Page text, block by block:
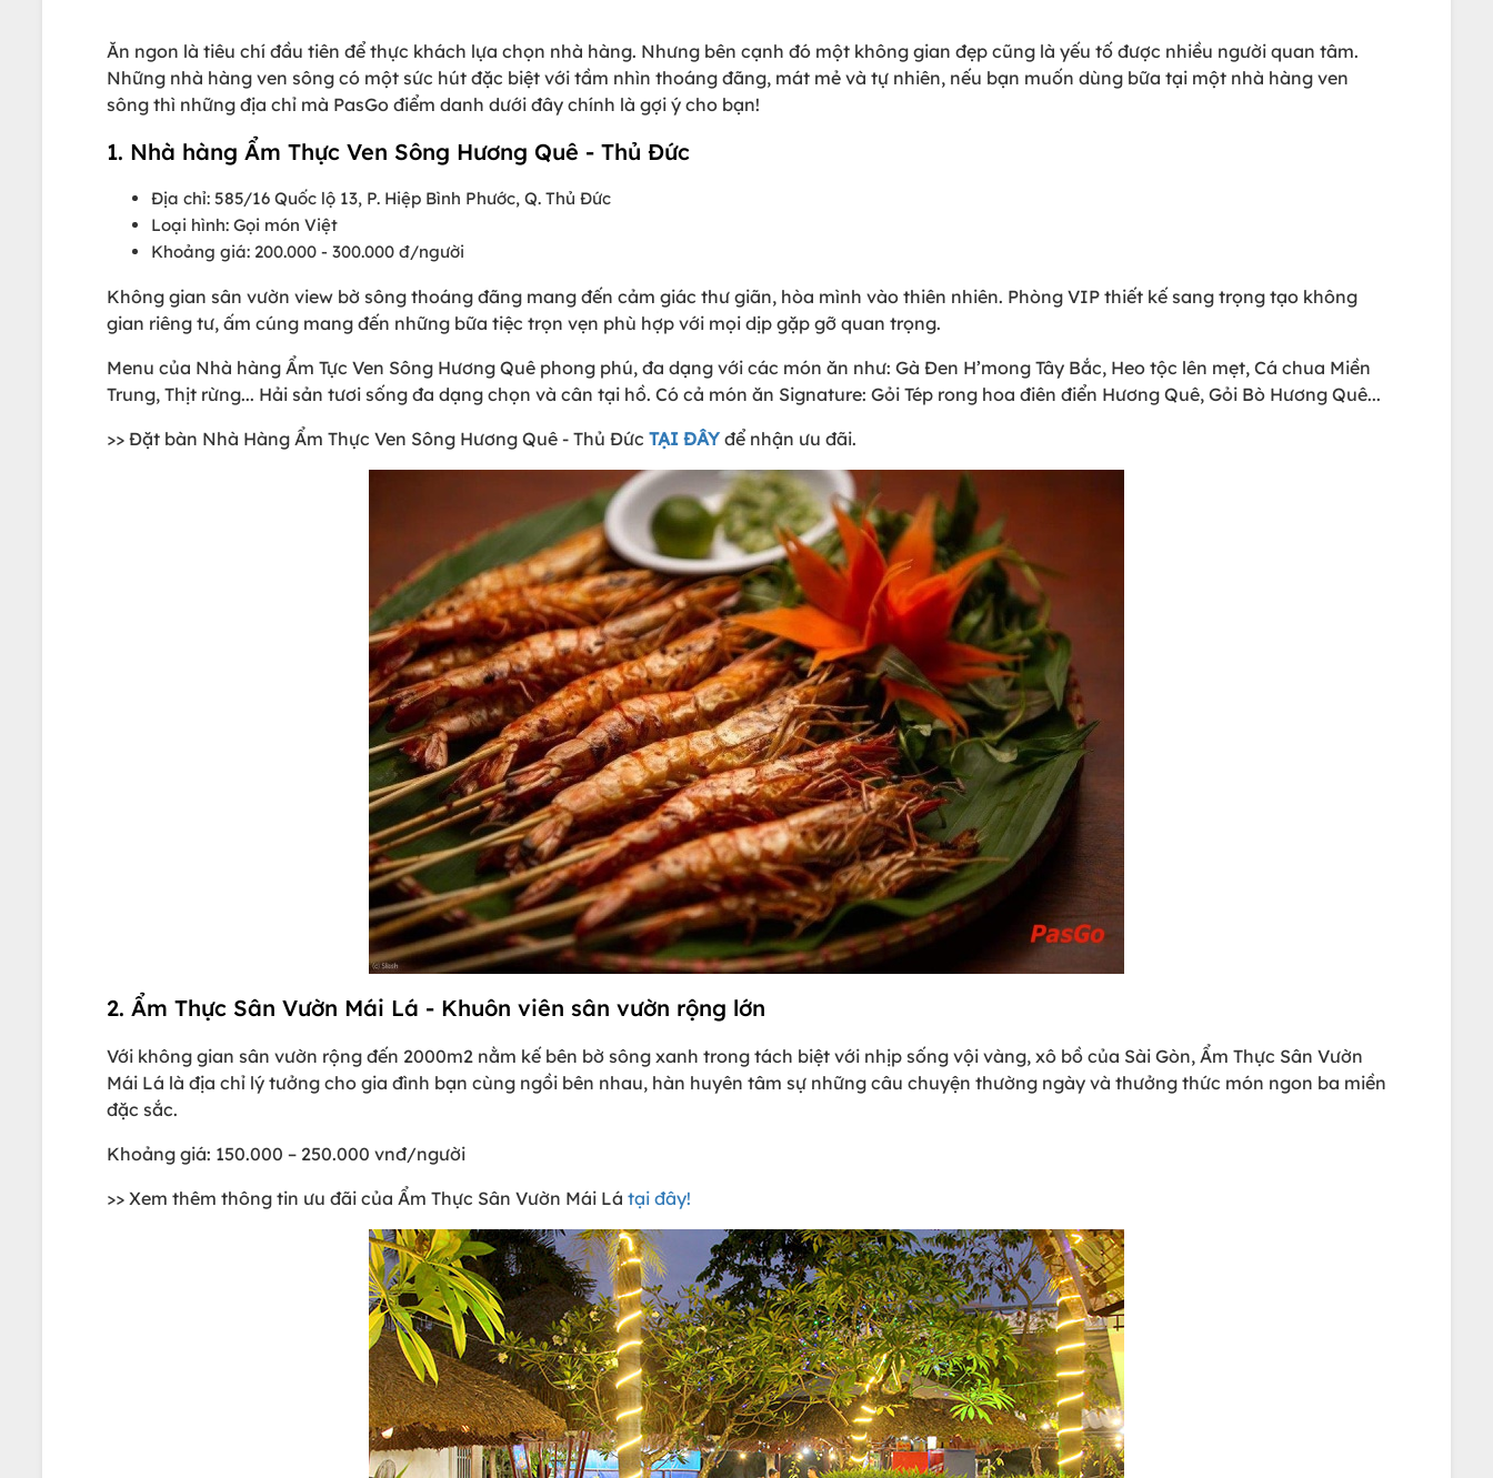
Ăn ngon là tiêu chí đầu tiên để thực khách lựa chọn nhà hàng. Nhưng bên cạnh đó một không gian đẹp cũng là yếu tố được nhiều người quan tâm.
Những nhà hàng ven sông có một sức hút đặc biệt với tầm nhìn thoáng đãng, mát mẻ và tự nhiên, nếu bạn muốn dùng bữa tại một nhà hàng ven
sông thì những địa chỉ mà PasGo điểm danh dưới đây chính là gợi ý cho bạn!
1. Nhà hàng Ẩm Thực Ven Sông Hương Quê - Thủ Đức
Địa chỉ: 585/16 Quốc lộ 13, P. Hiệp Bình Phước, Q. Thủ Đức
Loại hình: Gọi món Việt
Khoảng giá: 200.000 - 300.000 đ/người
Không gian sân vườn view bờ sông thoáng đãng mang đến cảm giác thư giãn, hòa mình vào thiên nhiên. Phòng VIP thiết kế sang trọng tạo không
gian riêng tư, ấm cúng mang đến những bữa tiệc trọn vẹn phù hợp với mọi dịp gặp gỡ quan trọng.
Menu của Nhà hàng Ẩm Tực Ven Sông Hương Quê phong phú, đa dạng với các món ăn như: Gà Đen H’mong Tây Bắc, Heo tộc lên mẹt, Cá chua Miền
Trung, Thịt rừng... Hải sản tươi sống đa dạng chọn và cân tại hồ. Có cả món ăn Signature: Gỏi Tép rong hoa điên điển Hương Quê, Gỏi Bò Hương Quê...
>> Đặt bàn Nhà Hàng Ẩm Thực Ven Sông Hương Quê - Thủ Đức TẠI ĐÂY để nhận ưu đãi.
2. Ẩm Thực Sân Vườn Mái Lá - Khuôn viên sân vườn rộng lớn
Với không gian sân vườn rộng đến 2000m2 nằm kế bên bờ sông xanh trong tách biệt với nhịp sống vội vàng, xô bồ của Sài Gòn, Ẩm Thực Sân Vườn
Mái Lá là địa chỉ lý tưởng cho gia đình bạn cùng ngồi bên nhau, hàn huyên tâm sự những câu chuyện thường ngày và thưởng thức món ngon ba miền
đặc sắc.
Khoảng giá: 150.000 – 250.000 vnđ/người
>> Xem thêm thông tin ưu đãi của Ẩm Thực Sân Vườn Mái Lá tại đây!